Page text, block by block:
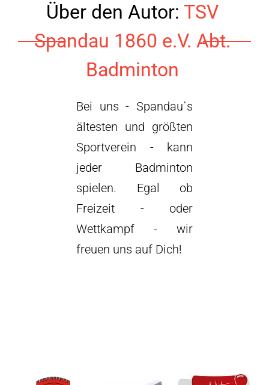
Über den Autor: TSV
Spandau 1860 e.V. Abt.
Badminton
Bei uns - Spandau`s
ältesten und größten
Sportverein - kann
jeder Badminton
spielen. Egal ob
Freizeit - oder
Wettkampf - wir
freuen uns auf Dich!